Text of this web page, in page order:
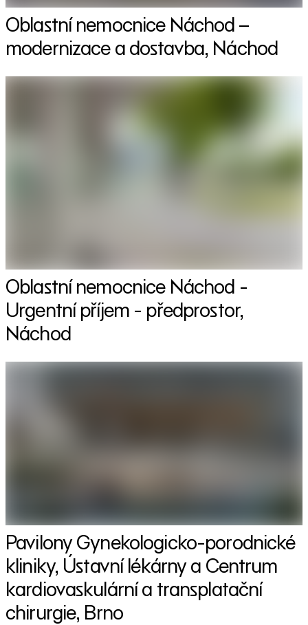
Oblastní nemocnice Náchod –
modernizace a dostavba, Náchod
Oblastní nemocnice Náchod -
Urgentní příjem - předprostor,
Náchod
Pavilony Gynekologicko-porodnické
kliniky, Ústavní lékárny a Centrum
kardiovaskulární a transplatační
chirurgie, Brno